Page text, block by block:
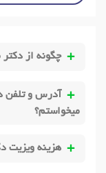
چگونه از
آدرس و تلفن
میخواستم؟
هزینه ویزیت